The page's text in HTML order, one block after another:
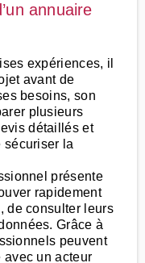
annuaire
expériences, il
avant de
besoins, son
plusieurs
détaillés et
sécuriser la
présente
rapidement
de consulter leurs
Grâce à
peuvent
un acteur